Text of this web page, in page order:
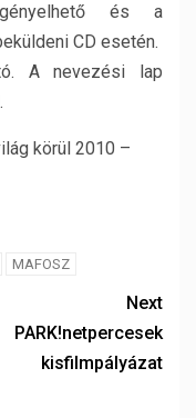
és a
CD esetén.
A nevezési lap
körül 2010 –
MAFOSZ
Next
PARK!netpercesek
kisfilmpályázat